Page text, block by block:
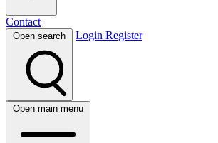
Contact
Open search Login Register
Open main menu